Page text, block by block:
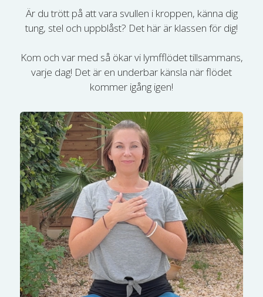
Är du trött på att vara svullen i kroppen, känna dig
tung, stel och uppblåst? Det här är klassen för dig!
Kom och var med så ökar vi lymfflödet tillsammans,
varje dag! Det är en underbar känsla när flödet
kommer igång igen!